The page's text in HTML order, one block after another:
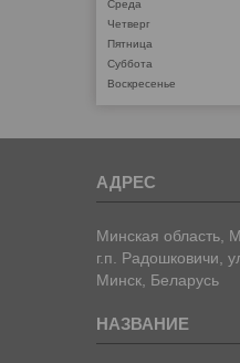
Среда
Четверг
Пятница
Суббота
Воскресенье
Минская область,
г.п. Радошковичи,
Минск, Беларусь